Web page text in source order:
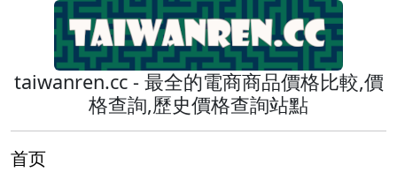
taiwanren.cc - 最全的電商商品價格比較,價
格查詢,歷史價格查詢站點
首页